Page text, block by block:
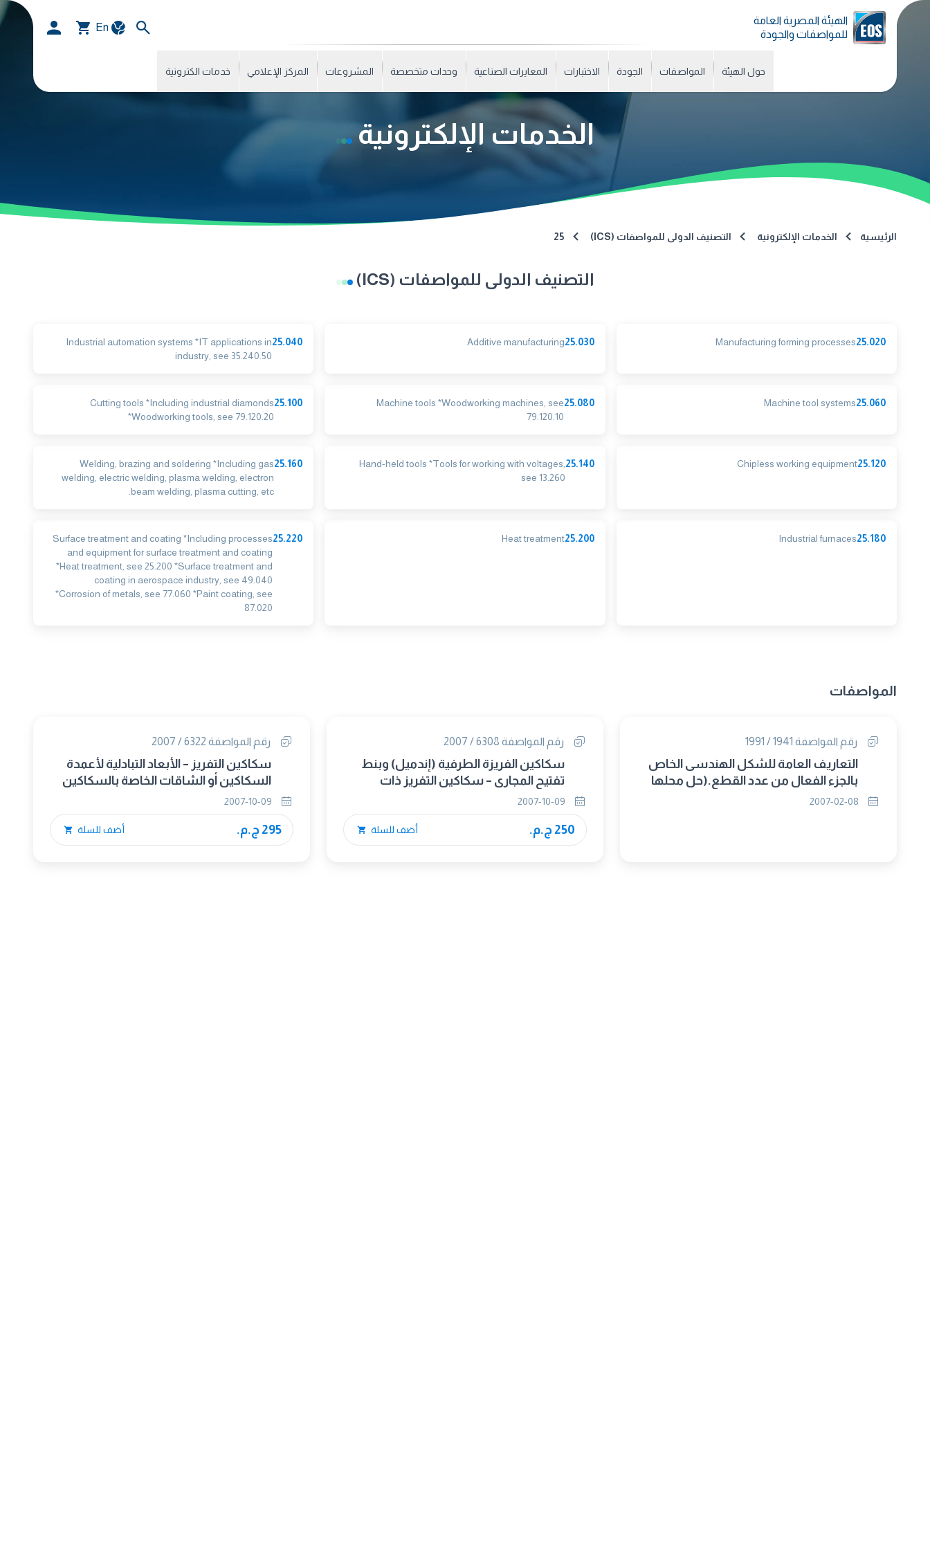
الهيئة المصرية العامة
للمواصفات والجودة
En
حول الهيئة المواصفات الجودة الاختبارات المعايرات الصناعية وحدات متخصصة المشروعات المركز الإعلامي خدمات الكترونية
الخدمات الإلكترونية
الرئيسية الخدمات الإلكترونية التصنيف الدولى للمواصفات (ICS) 25
التصنيف الدولى للمواصفات (ICS)
25.020
Manufacturing forming processes
25.030
Additive manufacturing
25.040
Industrial automation systems *IT applications in
industry, see 35.240.50
25.060
Machine tool systems
25.080
Machine tools *Woodworking machines, see
79.120.10
25.100
Cutting tools *Including industrial diamonds
*Woodworking tools, see 79.120.20
25.120
Chipless working equipment
25.140
Hand-held tools *Tools for working with voltages,
see 13.260
25.160
Welding, brazing and soldering *Including gas
welding, electric welding, plasma welding, electron
beam welding, plasma cutting, etc.
25.180
Industrial furnaces
25.200
Heat treatment
25.220
Surface treatment and coating *Including processes
and equipment for surface treatment and coating
*Heat treatment, see 25.200 *Surface treatment and
coating in aerospace industry, see 49.040
*Corrosion of metals, see 77.060 *Paint coating, see
87.020
المواصفات
رقم المواصفة 1941 / 1991
التعاريف العامة للشكل الهندسى الخاص
بالجزء الفعال من عدد القطع.(حل محلها
2007/5796ج1 )
رقم المواصفة 6308 / 2007
سكاكين الفريزة الطرفية (إندميل) وبنط
تفتيح المجارى – سكاكين التفريز ذات
السيقان المسلوبة 7/24
250 ج.م. أضف للسلة
رقم المواصفة 6322 / 2007
سكاكين التفريز – الأبعاد التبادلية لأعمدة
السكاكين أو الشاقات الخاصة بالسكاكين
295 ج.م. أضف للسلة